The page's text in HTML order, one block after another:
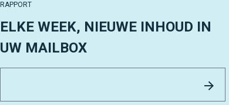
RAPPORT
ELKE WEEK, NIEUWE INHOUD IN
UW MAILBOX